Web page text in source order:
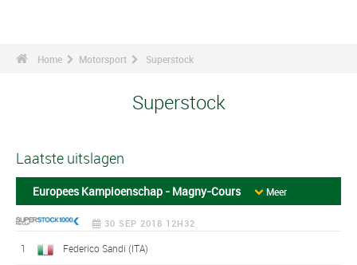
Home Motorsport Superstock
Superstock
Laatste uitslagen
Europees Kampioenschap - Magny-Cours Meer
30 SEP 2018 12H32
1 Federico Sandi (ITA)